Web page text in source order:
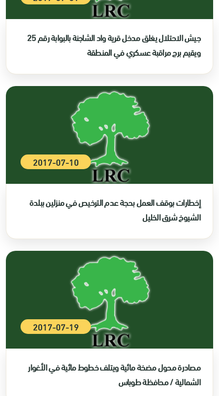
جيش الاحتلال يغلق مدخل قرية واد الشاجنة بالبوابة رقم 25
ويقيم برج مراقبة عسكري في المنطقة
2017-07-10
إخطارات بوقف العمل بحجة عدم الترخيص في منزلين ببلدة
الشيوخ شرق الخليل
2017-07-19
مصادرة محول مضخة مائية ويتلف خطوط مائية في الأغوار
الشمالية / محافظة طوباس